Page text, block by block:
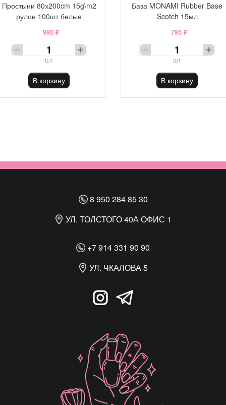
Простыни 80х200cm 15g\m2
рулон 100шт белые
990 ₽
шт
В корзину
База MONAMI Rubber Base
Scotch 15мл
795 ₽
шт
В корзину
8 950 284 85 30
УЛ. ТОЛСТОГО 40А ОФИС 1
+7 914 331 90 90
УЛ. ЧКАЛОВА 5